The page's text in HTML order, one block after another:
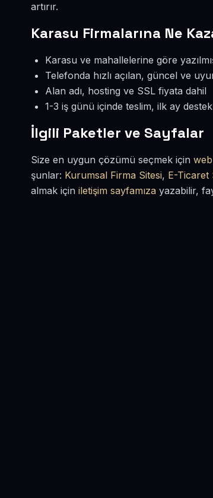
artırır.
Karasu Firmalarına Ne
Karasu ve mahallelerine göre
Telefonda hızlı açılan, güncel ve
Alan adı, hosting ve SSL fiyata dahil
1-3 iş günü içinde teslim, ilk ay
İlgili Paketler ve Sayfalar
Size en uygun çözümü seçmek için
şunlar: Kurumsal Firma Sitesi, E-Ticaret
almak için iletişim sayfamıza yazabilir,